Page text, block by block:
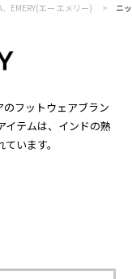
．EMERY(エー エメリー) ニ
のフットウェアブラン
イテムは、インドの熟
います。